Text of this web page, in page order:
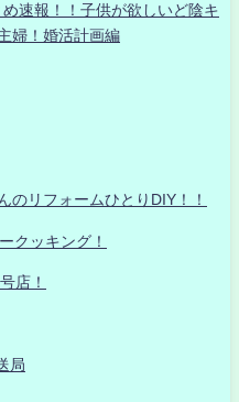
速報！！子供が欲しいど陰キ
婦！婚活計画編
のリフォームひとりDIY！！
クッキング！
店！
局